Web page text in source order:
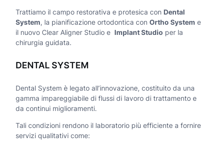
0
0
8
l
S
s
t
e
q
Trattiamo il campo restorativa e protesica con Dental
System, la pianificazione ortodontica con Ortho System e
il nuovo Clear Aligner Studio e Implant Studio per la
chirurgia guidata.
DENTAL SYSTEM
Dental System è legato all’innovazione, costituito da una
gamma impareggiabile di flussi di lavoro di trattamento e
da continui miglioramenti.
Tali condizioni rendono il laboratorio più efficiente a fornire
servizi qualitativi come: